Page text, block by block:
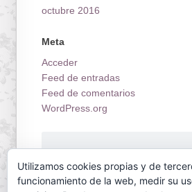
octubre 2016
Meta
Acceder
Feed de entradas
Feed de comentarios
WordPress.org
Utilizamos cookies propias y de
funcionamiento de la web, medir su